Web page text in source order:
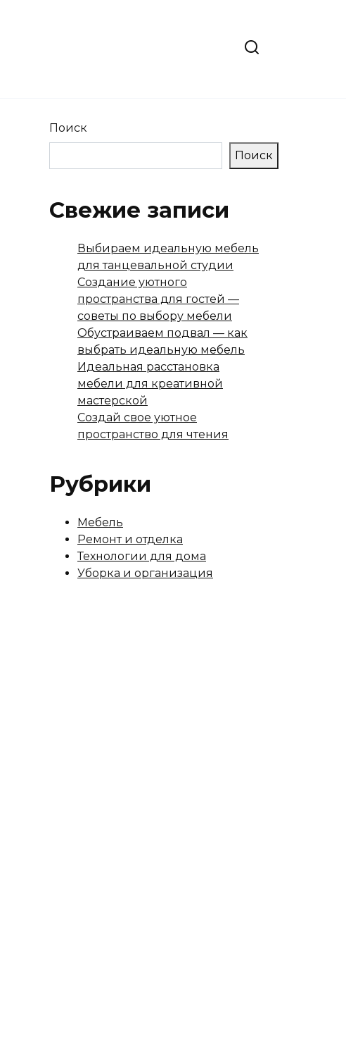
Поиск
Поиск
Свежие записи
Выбираем идеальную мебель
для танцевальной студии
Создание уютного
пространства для гостей —
советы по выбору мебели
Обустраиваем подвал — как
выбрать идеальную мебель
Идеальная расстановка
мебели для креативной
мастерской
Создай свое уютное
пространство для чтения
Рубрики
Мебель
Ремонт и отделка
Технологии для дома
Уборка и организация